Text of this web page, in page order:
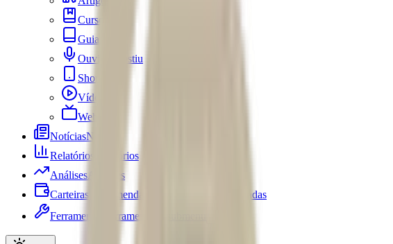
Cursos
Guias
Ouviu Investiu
Shorts
Vídeos
Webséries
NotíciasNotícias
Relatórios
Relatórios
Análises Análises
Carteiras Recomendadas
Carteiras Recomendadas
Ferramentas
Ferramentas • submenu